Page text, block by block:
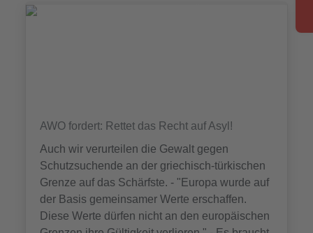
AWO fordert: Rettet das Recht auf Asyl!
Auch wir verurteilen die Gewalt gegen
Schutzsuchende an der griechisch-türkischen
Grenze auf das Schärfste. - "Europa wurde auf
der Basis gemeinsamer Werte erschaffen.
Diese Werte dürfen nicht an den europäischen